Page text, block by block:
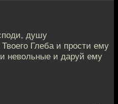
душу
Глеба и прости ему
невольные и даруй ему